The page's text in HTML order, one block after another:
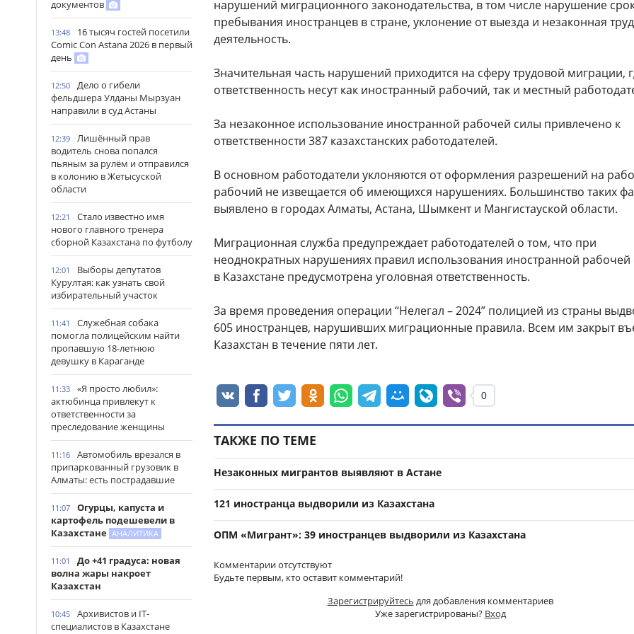
документов
13:48
16 тысяч гостей посетили
Comic Con Astana 2026 в первый
день
12:50
Дело о гибели
фельдшера Улданы Мырзуан
направили в суд Астаны
12:39
Лишённый прав
водитель снова попался
пьяным за рулём и отправился
в колонию в Жетысуской
области
12:21
Стало известно имя
нового главного тренера
сборной Казахстана по футболу
12:01
Выборы депутатов
Курултая: как узнать свой
избирательный участок
11:41
Служебная собака
помогла полицейским найти
пропавшую 18-летнюю
девушку в Караганде
11:33
«Я просто любил»:
актюбинца привлекут к
ответственности за
преследование женщины
11:16
Автомобиль врезался в
припаркованный грузовик в
Алматы: есть пострадавшие
11:07
Огурцы, капуста и
картофель подешевели в
Казахстане АНАЛИТИКА
11:01
До +41 градуса: новая
волна жары накроет
Казахстан
10:45
Архивистов и IT-
специалистов в Казахстане
нарушений миграционного законодательства, в том числе нарушение
пребывания иностранцев в стране, уклонение от выезда и незаконная
деятельность.
Значительная часть нарушений приходится на сферу трудовой миграции,
ответственность несут как иностранный рабочий, так и местный
За незаконное использование иностранной рабочей силы привлечено к
ответственности 387 казахстанских работодателей.
В основном работодатели уклоняются от оформления разрешений на
рабочий не извещается об имеющихся нарушениях. Большинство таких
выявлено в городах Алматы, Астана, Шымкент и Мангистауской области.
Миграционная служба предупреждает работодателей о том, что при
неоднократных нарушениях правил использования иностранной рабочей
в Казахстане предусмотрена уголовная ответственность.
За время проведения операции “Нелегал – 2024” полицией из страны
605 иностранцев, нарушивших миграционные правила. Всем им закрыт
Казахстан в течение пяти лет.
0
ТАКЖЕ ПО ТЕМЕ
Незаконных мигрантов выявляют в Астане
121 иностранца выдворили из Казахстана
ОПМ «Мигрант»: 39 иностранцев выдворили из Казахстана
Комментарии отсутствуют
Будьте первым, кто оставит комментарий!
Зарегистрируйтесь для добавления комментариев
Уже зарегистрированы? Вход